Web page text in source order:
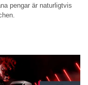
pengar är naturligtvis